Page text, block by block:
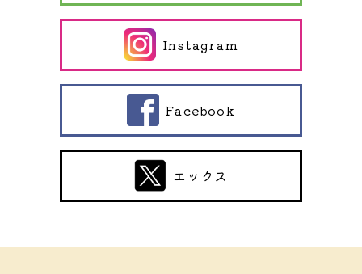
Instagram
Facebook
エックス